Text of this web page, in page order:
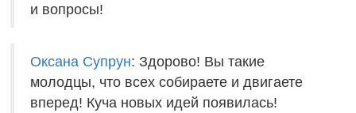
и вопросы!
Оксана Супрун: Здорово! Вы такие
молодцы, что всех собираете и двигаете
вперед! Куча новых идей появилась!